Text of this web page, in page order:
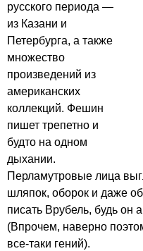
русского периода —
из Казани и
Петербурга, а также
множество
произведений из
американских
коллекций. Фешин
пишет трепетно и
будто на одном
дыхании.
Перламутровые лица
шляпок, оборок и даже
писать Врубель, будь он
(Впрочем, наверно
все-таки гений).